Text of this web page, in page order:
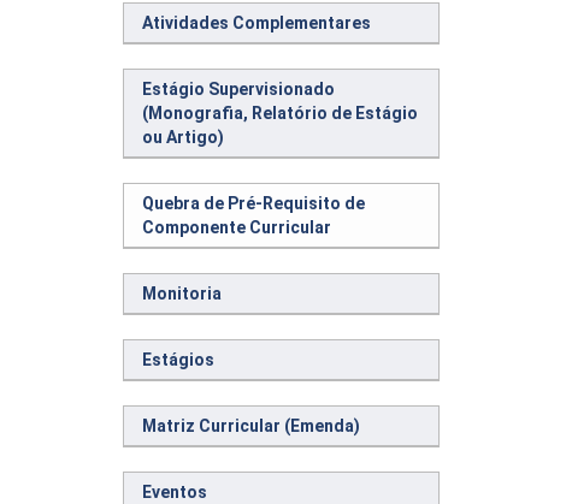
Atividades Complementares
Estágio Supervisionado
(Monografia, Relatório de Estágio
ou Artigo)
Quebra de Pré-Requisito de
Componente Curricular
Monitoria
Estágios
Matriz Curricular (Emenda)
Eventos